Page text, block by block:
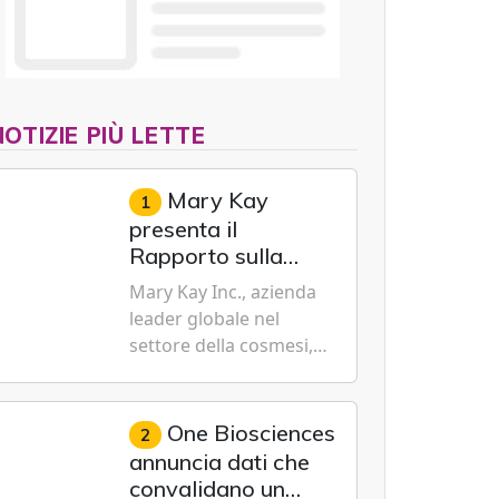
PIÙ LETTE
1 Mary Kay
presenta il
Rapporto sulla
sostenibilità 2026,
evidenziando i
progressi
realizzati a livello
globale nelle sfere
sociale, economica
e ambientale
Mary Kay Inc., azienda
leader globale nel
settore della cosmesi,
sostenibilità e
dell'emancipazione
femminile, oggi ha
presentato il suo
2 One Biosciences
annuncia dati che
convalidano un